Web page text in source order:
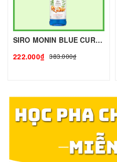
SIRO MONIN BLUE CURACAO - 700ml | Nguyên liệu pha chế- TOBEE FOOD
222.000₫
383.000₫